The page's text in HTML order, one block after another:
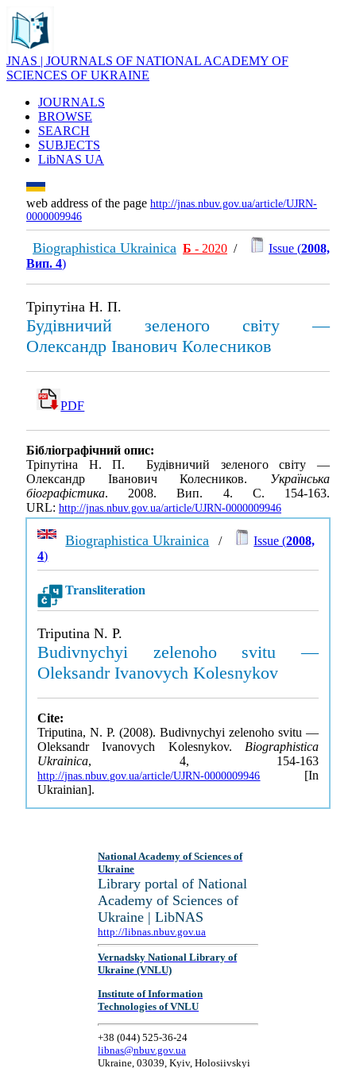
JNAS | JOURNALS OF NATIONAL ACADEMY OF
SCIENCES OF UKRAINE
JOURNALS
BROWSE
SEARCH
SUBJECTS
LibNAS UA
web address of the page http://jnas.nbuv.gov.ua/article/UJRN-
0000009946
Biographistica Ukrainica Б - 2020 / Issue (2008,
Вип. 4)
Тріпутіна Н. П.
Будівничий зеленого світу —
Олександр Іванович Колесников
PDF
Бібліографічний опис:
Тріпутіна Н. П. Будівничий зеленого світу —
Олександр Іванович Колесников. Українська
біографістика. 2008. Вип. 4. С. 154-163.
URL: http://jnas.nbuv.gov.ua/article/UJRN-0000009946
Biographistica Ukrainica / Issue (2008,
4)
Transliteration
Triputina N. P.
Budivnychyi zelenoho svitu —
Oleksandr Ivanovych Kolesnykov
Cite:
Triputina, N. P. (2008). Budivnychyi zelenoho svitu —
Oleksandr Ivanovych Kolesnykov. Biographistica
Ukrainica, 4, 154-163
http://jnas.nbuv.gov.ua/article/UJRN-0000009946 [In
Ukrainian].
National Academy of Sciences of
Ukraine
Library portal of National
Academy of Sciences of
Ukraine | LibNAS
http://libnas.nbuv.gov.ua
Vernadsky National Library of
Ukraine (VNLU)
Institute of Information
Technologies of VNLU
+38 (044) 525-36-24
libnas@nbuv.gov.ua
Ukraine, 03039, Kyiv, Holosiivskyi